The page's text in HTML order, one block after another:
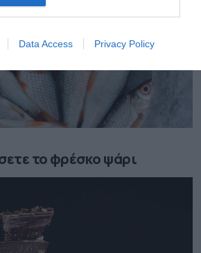
Data Access Privacy Policy
το φρέσκο ψάρι